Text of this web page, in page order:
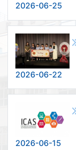
2026-06-25
2026-06-22
2026-06-15